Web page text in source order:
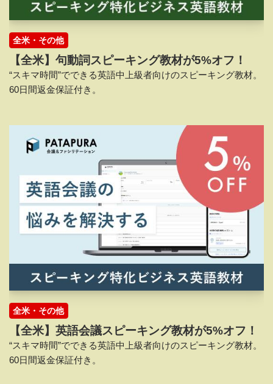
全米・その他
【全米】句動詞スピーキング教材が5%オフ！
“スキマ時間”でできる英語中上級者向けのスピーキング教材。
60日間返金保証付き。
全米・その他
【全米】英語会議スピーキング教材が5%オフ！
“スキマ時間”でできる英語中上級者向けのスピーキング教材。
60日間返金保証付き。